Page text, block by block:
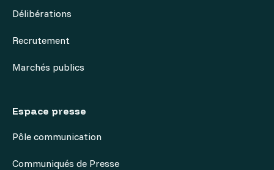
Délibérations
Recrutement
Marchés publics
Espace presse
Pôle communication
Communiqués de Presse